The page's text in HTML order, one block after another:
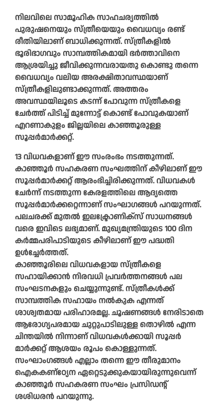
നിലവിലെ സാമൂഹിക സാഹചര്യത്തിൽ
പുരുഷനെയും സ്ത്രീയെയും വൈധവ്യം രണ്ട്
രീതിയിലാണ് ബാധിക്കുന്നത്. സ്ത്രീകളിൽ
ഭൂരിഭാഗവും സാമ്പത്തികമായി ഭർത്താവിനെ
ആശ്രയിച്ചു ജീവിക്കുന്നവരായതു കൊണ്ടു തന്നെ
വൈധവ്യം വലിയ അരക്ഷിതാവസ്ഥയാണ്
സ്ത്രീകളിലുണ്ടാക്കുന്നത്. അത്തരം
അവസ്ഥയിലൂടെ കടന്ന് പോവുന്ന സ്ത്രീകളെ
ചേര്‍ത്ത് പിടിച്ച് മുന്നോട്ട് കൊണ്ട് പോവുകയാണ്
എറണാകുളം ജില്ലയിലെ കാഞ്ഞൂരുള്ള
സൂപ്പര്‍മാര്‍ക്കറ്റ്.
13 വിധവകളാണ് ഈ സംരംഭം നടത്തുന്നത്.
കാഞ്ഞൂര്‍ സഹകരണ സംഘത്തിന് കീഴിലാണ് ഈ
സൂപ്പര്‍മാര്‍ക്കറ്റ് ആരംഭിച്ചിരിക്കുന്നത്. വിധവകള്‍
ചേര്‍ന്ന് നടത്തുന്ന കേരളത്തിലെ ആദ്യത്തെ
സൂപ്പര്‍മാര്‍ക്കറ്റെന്നാണ് സംഘാഗങ്ങൾ പറയുന്നത്.
പലചരക്ക് മുതല്‍ ഇലക്ട്രോണിക്‌സ് സാധനങ്ങള്‍
വരെ ഇവിടെ ലഭ്യമാണ്. മുഖ്യമന്ത്രിയുടെ 100 ദിന
കര്‍മ്മപരിപാടിയുടെ കീഴിലാണ് ഈ പദ്ധതി
ഉൾച്ചേർത്തത്.
കാഞ്ഞൂരിലെ വിധവകളായ സ്ത്രീകളെ
സഹായിക്കാന്‍ നിരവധി പ്രവര്‍ത്തനങ്ങള്‍ പല
സംഘടനകളും ചെയ്യുന്നുണ്ട്. സ്ത്രീകൾക്ക്
സാമ്പത്തിക സഹായം നല്‍കുക എന്നത്
ശാശ്വതമായ പരിഹാരമല്ല. ചൂഷണങ്ങള്‍ നേരിടാതെ
ആരോഗ്യപരമായ ചുറ്റുപാടിലുള്ള തൊഴില്‍ എന്ന
ചിന്തയില്‍ നിന്നാണ് വിധവകൾക്കായി സൂപ്പര്‍
മാര്‍ക്കറ്റ് ആശയം രൂപം കൊള്ളുന്നത്.
സംഘാംഗങ്ങള്‍ എല്ലാം തന്നെ ഈ തീരുമാനം
ഐകകണ്‌ഠ്യേന ഏറ്റെടുക്കുകയായിരുന്നുവെന്ന്
കാഞ്ഞൂര്‍ സഹകരണ സംഘം പ്രസിഡന്റ്
ശശിധരന്‍ പറയുന്നു.